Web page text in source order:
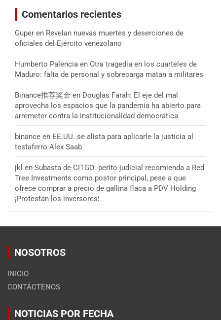
Comentarios recientes
Guper en Revelan nuevas muertes y deserciones de
oficiales del Ejército venezolano
Humberto Palencia en Otra tragedia en los cuarteles de
Maduro: falta de personal y sobrecarga matan a militares
Binance推荐奖金 en Douglas Farah: El eje del mal
aprovecha los espacios que la pandemia ha abierto para
arremeter contra la institucionalidad democrática
binance en EE.UU. se alista para aplicarle la justicia al
testaferro Alex Saab
jkl en Subasta de CITGO: perito judicial recomienda a Red
Tree Investments como postor principal, pese a que
ofrece comprar a precio de gallina flaca a PDV Holding
¡Protestan los inversores!
NOSOTROS
INICIO
CONTÁCTENOS
NOTICIAS POR FECHA